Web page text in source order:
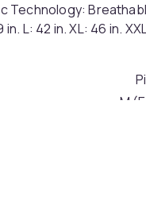
Technology:
L: 42 in. XL: 46 in.
M